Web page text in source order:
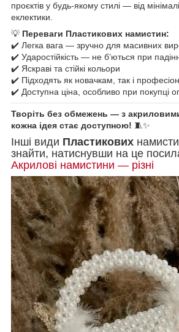
проєктів у будь-якому стилі — від
еклектики.
💡 Переваги Пластикових намистин:
✔️ Легка вага — зручно для масивних
✔️ Ударостійкість — не б’ються при
✔️ Яскраві та стійкі кольори
✔️ Підходять як новачкам, так і
✔️ Доступна ціна, особливо при покупці
Творіть без обмежень — з
кожна ідея стає доступною! 🧵✨
Інші види Пластикових
знайти, натиснувши на це
Акрилові намистини — різні